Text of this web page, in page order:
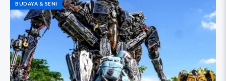
BUDAYA & SENI